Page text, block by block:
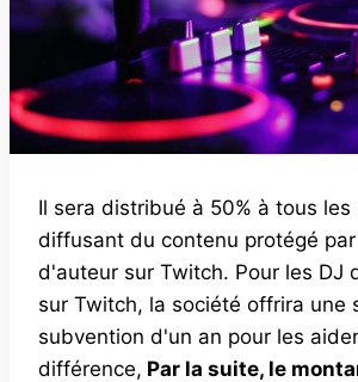
Il sera distribué à 50% à tous les
diffusant du contenu protégé
d'auteur sur Twitch. Pour les DJ
sur Twitch, la société offrira une
subvention d'un an pour les
différence, Par la suite, le